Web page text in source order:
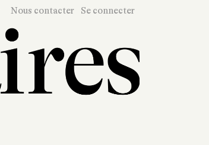
Nous contacter Se connecter